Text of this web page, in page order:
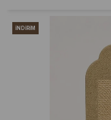
İNDIRIM